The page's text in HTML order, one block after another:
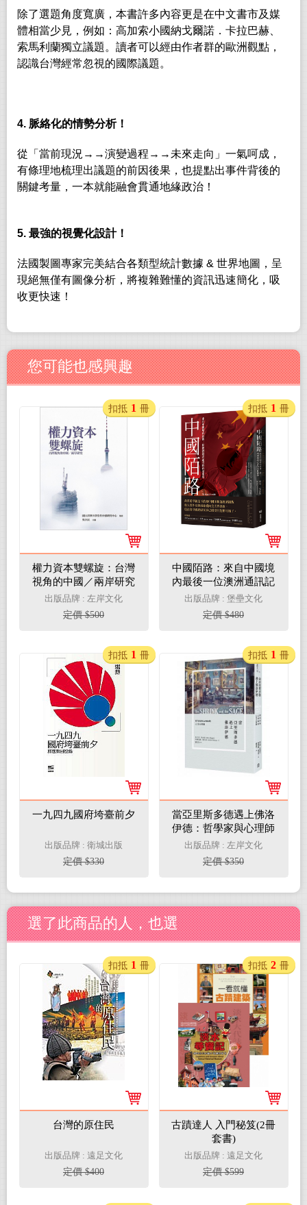
除了選題角度寬廣，本書許多內容更是在中文書市及媒
體相當少見，例如：高加索小國納戈爾諾．卡拉巴赫、
索馬利蘭獨立議題。讀者可以經由作者群的歐洲觀點，
認識台灣經常忽視的國際議題。
4. 脈絡化的情勢分析！
從「當前現況→→演變過程→→未來走向」一氣呵成，
有條理地梳理出議題的前因後果，也提點出事件背後的
關鍵考量，一本就能融會貫通地緣政治！
5. 最強的視覺化設計！
法國製圖專家完美結合各類型統計數據 & 世界地圖，呈
現絕無僅有圖像分析，將複雜難懂的資訊迅速簡化，吸
收更快速！
您可能也感興趣
權力資本雙螺旋：台灣
視角的中國／兩岸研究
出版品牌 : 左岸文化
定價 $500
扣抵 1 冊
中國陌路：來自中國境
內最後一位澳洲通訊記
者的內幕報導
出版品牌 : 堡壘文化
定價 $480
扣抵 1 冊
一九四九國府垮臺前夕
出版品牌 : 衛城出版
定價 $330
扣抵 1 冊
當亞里斯多德遇上佛洛
伊德：哲學家與心理師
的人生小客廳
出版品牌 : 左岸文化
定價 $350
扣抵 1 冊
選了此商品的人，也選
台灣的原住民
出版品牌 : 遠足文化
定價 $400
扣抵 1 冊
古蹟達人 入門秘笈(2冊
套書)
出版品牌 : 遠足文化
定價 $599
扣抵 2 冊